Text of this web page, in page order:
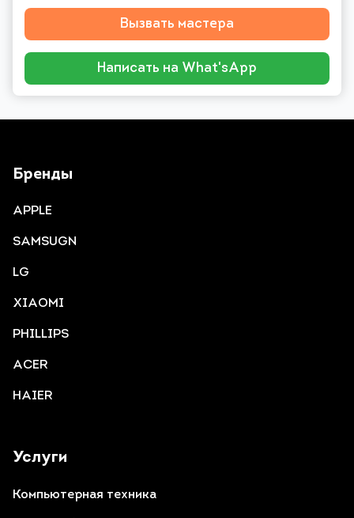
Вызвать мастера
Написать на What'sApp
Услуги
Компьютерная техника
Бренды
APPLE
SAMSUGN
LG
XIAOMI
PHILLIPS
ACER
HAIER